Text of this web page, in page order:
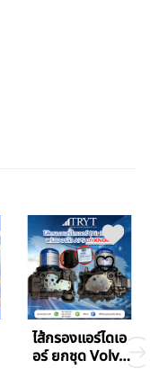
ไส้กรองแอร์ไดเอ
อร์ ยกชุด Volvo